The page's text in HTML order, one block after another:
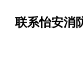
联系怡安消